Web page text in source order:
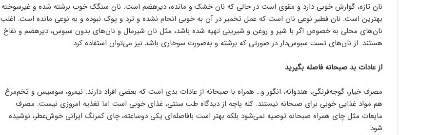
نان تازه، گوارش خوبی دارد و مقوی است در حالی که نان خشک و مانده، دیرهضم است. نان سنگک خوب برشته شده و غیرسوخته
بهترین است. نان فطیر نوعی نان است که عمل تخمیر در آن به‌ خوبی انجام‌ نشده و ترد و پوک نبوده و به‌ نوعی مانده است. اغلب
نان‌های محلی به‌ خصوص اگر با شیر و روغن و شیرینی تهیه‌ شده باشد، مثل نان شیرمال و نان‌های بدون سبوس، دیرهضم و نفاخ
هستند. از نان‌های تست سبوس‌دار در صورتی‌ که برشته و به‌صورت سوخاری باشد نیز می‌توان استفاده کرد.
از عادات بد صبحانه فاصله بگیرید
مصرف خیار، گوجه‌فرنگی، هندوانه، انگور و… همراه با صبحانه از عادات بدی است که بعضی افراد دارند. نیمرو، سوسیس و تخم‌مرغ
هم مواد غذایی خوبی برای صبحانه نیستند. کله‌ پاچه از دیدگاه طب سنتی، غذای خوبی است اما تغذیه امروزی نیست. مصرف
مایعات مثل چای همراه صبحانه توصیه نمی‌شود بلکه بهتر است بافاصله‌ای یکی دوساعته، چای کمرنگ ایرانی خوش‌عطر، نوشیده
شود.